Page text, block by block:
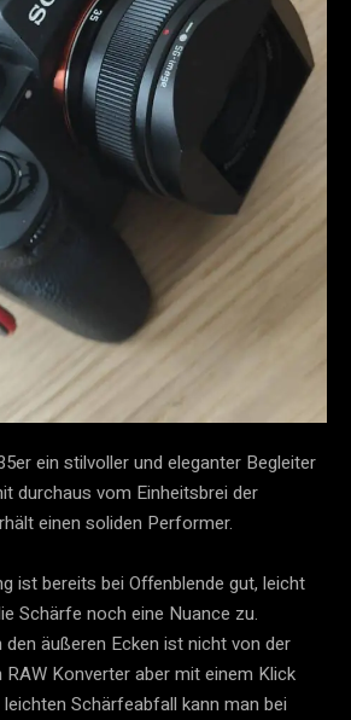
ein stilvoller und eleganter Begleiter
durchaus vom Einheitsbrei der
einen soliden Performer.
ist bereits bei Offenblende gut, leicht
Schärfe noch eine Nuance zu.
den äußeren Ecken ist nicht von der
Konverter aber mit einem Klick
Schärfeabfall kann man bei